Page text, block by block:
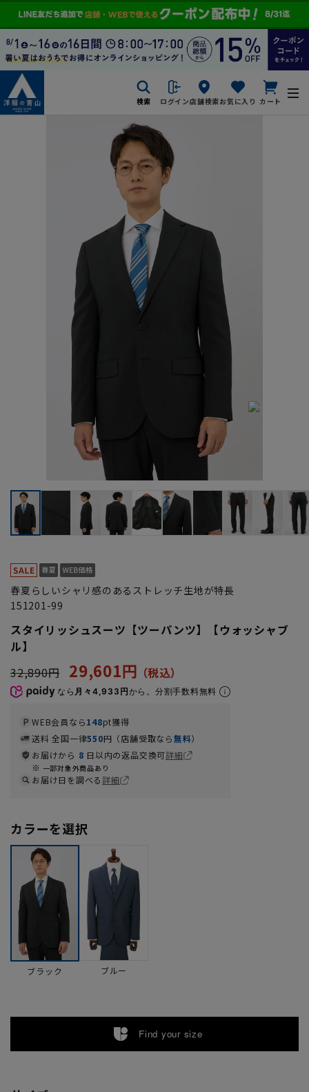
検索 ログイン店舗検索お気に入り カート
春夏らしいシャリ感のあるストレッチ生地が特長
151201-99
スタイリッシュスーツ【ツーパンツ】【ウォッシャブ
ル】
32,890円
29,601円
なら 月々4,933円から。分割手数料無料
WEB会員なら148pt獲得
送料 全国一律550円（店舗受取なら無料）
お届けから 8 日以内の返品交換可詳細
一部対象外商品あり
お届け日を調べる詳細
カラーを選択
ブラック ブルー
Find your size